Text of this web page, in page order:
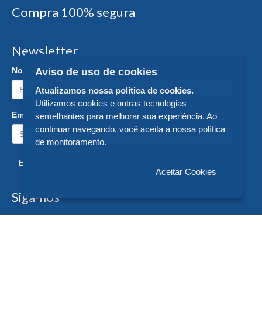
Compra 100% segura
Newsletter
Nome:
Email:
Enviar
Siga-nos
Aviso de uso de cookies
Atualizamos nossa política de cookies.
Utilizamos cookies e outras tecnologias
semelhantes para melhorar sua experiência. Ao
continuar navegando, você aceita a nossa política
de monitoramento.
Aceitar Cookies